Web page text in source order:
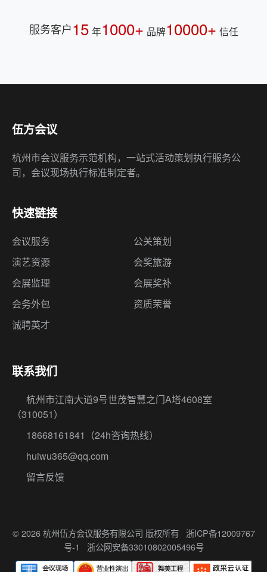
服务客户15 年1000+ 品牌10000+ 信任
伍方会议
杭州市会议服务示范机构，一站式活动策划执行服务公
司，会议现场执行标准制定者。
快速链接
会议服务
公关策划
演艺资源
会奖旅游
会展监理
会展奖补
会务外包
资质荣誉
诚聘英才
联系我们
杭州市江南大道9号世茂智慧之门A塔4608室
（310051）
18668161841
（24h咨询热线）
huiwu365@qq.com
留言反馈
© 2026 杭州伍方会议服务有限公司 版权所有 浙ICP备12009767
号-1
浙公网安备33010802005496号